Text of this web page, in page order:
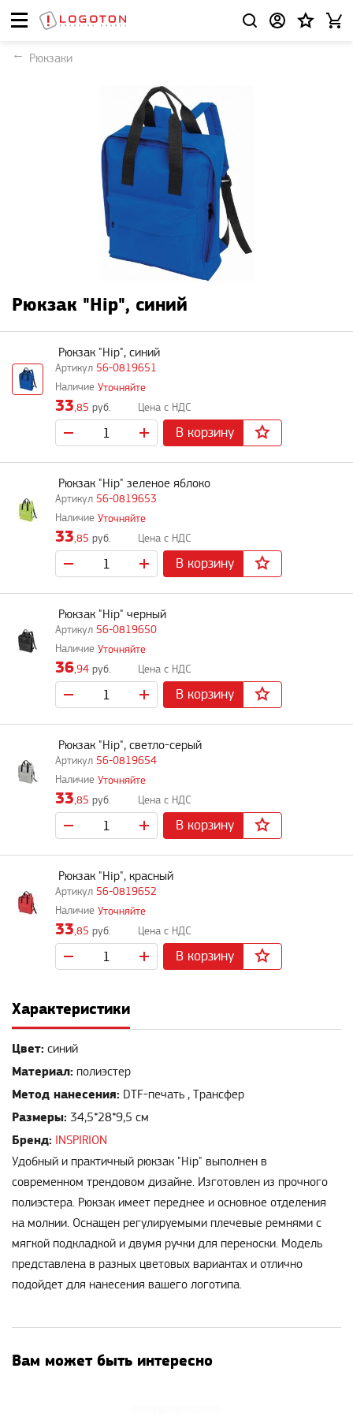
Рюкзаки
Рюкзак "Hip", синий
56-0819651
Рюкзак "Hip", синий
Уточняйте
33,85 руб.
В корзину
56-0819653
Рюкзак "Hip" зеленое яблоко
Уточняйте
33,85 руб.
В корзину
56-0819650
Рюкзак "Hip" черный
Уточняйте
36,94 руб.
В корзину
56-0819654
Рюкзак "Hip", светло-серый
Уточняйте
33,85 руб.
В корзину
56-0819652
Рюкзак "Hip", красный
Уточняйте
33,85 руб.
В корзину
Характеристики
Цвет: синий
Материал: полиэстер
Метод нанесения: DTF-печать , Трансфер
Размеры: 34,5*28*9,5 см
Бренд:
INSPIRION
Удобный и практичный рюкзак "Hip" выполнен в
современном трендовом дизайне. Изготовлен из прочного
полиэстера. Рюкзак имеет переднее и основное отделения
на молнии. Оснащен регулируемыми плечевые ремнями с
мягкой подкладкой и двумя ручки для переноски. Модель
представлена в разных цветовых вариантах и отлично
подойдет для нанесения вашего логотипа.
Вам может быть интересно